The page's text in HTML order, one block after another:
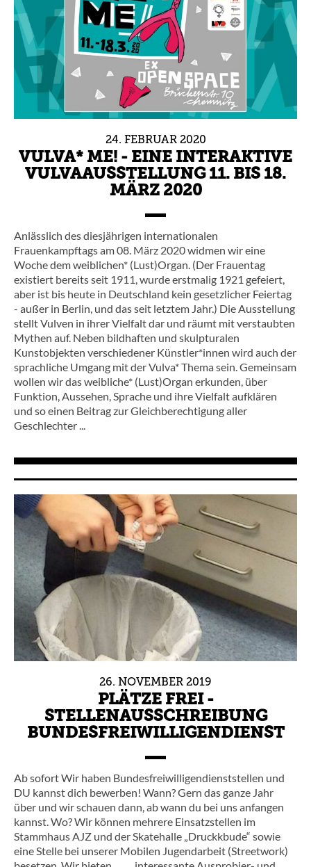
24. FEBRUAR 2020
VULVA* ME! - EINE INTERAKTIVE
VULVAAUSSTELLUNG 11. BIS 18.
MÄRZ 2020
Anlässlich des diesjährigen internationalen
Frauenkampftags am 08. März 2020 widmen wir eine
Woche dem weiblichen* (Lust)Organ. (Der Frauentag
existiert bereits seit 1911, wurde erstmalig 1921 gefeiert,
aber ist bis heute in Deutschland kein gesetzlicher Feiertag
- außer in Berlin, und das seit letztem Jahr.) Die Ausstellung
stellt Vulven in ihrer Vielfalt dar und räumt mit verstaubten
Mythen auf. Neben bildhaften und skulpturalen
Kunstobjekten verschiedener Künstler*innen wird auch der
sprachliche Umgang mit der Vulva* Thema sein. Gemeinsam
wollen wir das weibliche* (Lust)Organ erkunden, über
Funktion, Aussehen, Sprache und ihre Vielfalt aufklären
und so einen Beitrag zur Gleichberechtigung aller
Geschlechter ...
26. NOVEMBER 2019
PLÄTZE FREI -
STELLENAUSSCHREIBUNG
BUNDESFREIWILLIGENDIENST
Ab sofort Wir haben Bundesfreiwilligendienststellen und
DU kannst dich bewerben! Wann? Gern das ganze Jahr
über und wir schauen dann, ab wann du bei uns anfangen
kannst. Wo? Wir können mehrere Einsatzstellen im
Stammhaus AJZ und der Skatehalle „Druckkbude“ sowie
eine Stelle bei unserer Mobilen Jugendarbeit (Streetwork)